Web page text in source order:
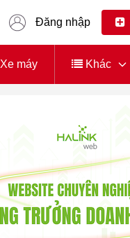
Đăng nhập
Xe máy Khác